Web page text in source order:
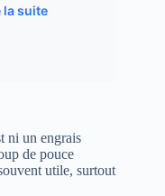
la suite
ni un engrais
de pouce
utile, surtout